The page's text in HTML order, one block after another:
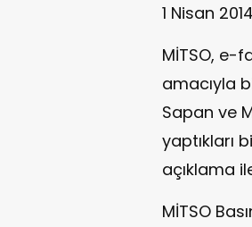
1 Nisan
MİTSO, e-
amacıyla
Sapan ve
yaptıkları
açıklama
MİTSO